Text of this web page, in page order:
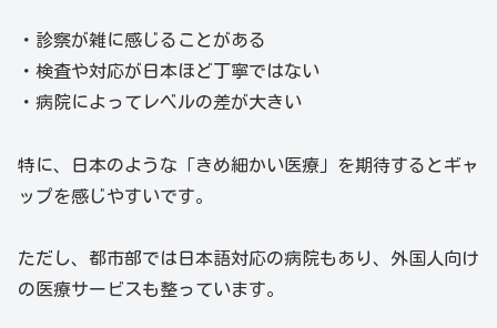
・診察が雑に感じることがある
・検査や対応が日本ほど丁寧ではない
・病院によってレベルの差が大きい
特に、日本のような「きめ細かい医療」を期待するとギャ
ップを感じやすいです。
ただし、都市部では日本語対応の病院もあり、外国人向け
の医療サービスも整っています。